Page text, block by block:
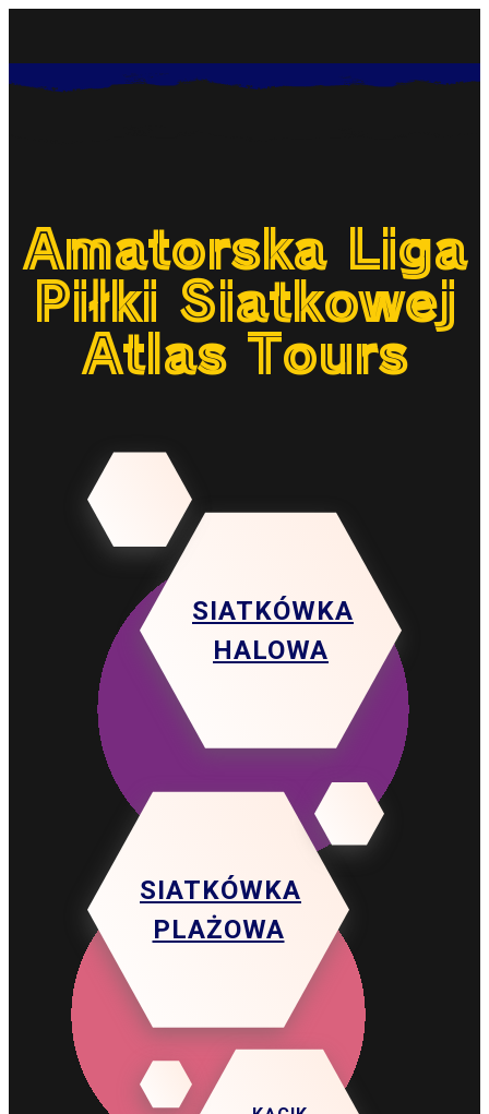
Amatorska Liga
Piłki Siatkowej
Atlas Tours
SIATKÓWKA
HALOWA
SIATKÓWKA
PLAŻOWA